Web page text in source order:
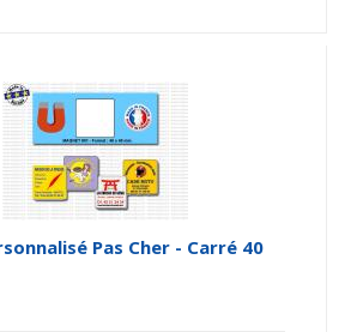
Pas Cher - Carré 40